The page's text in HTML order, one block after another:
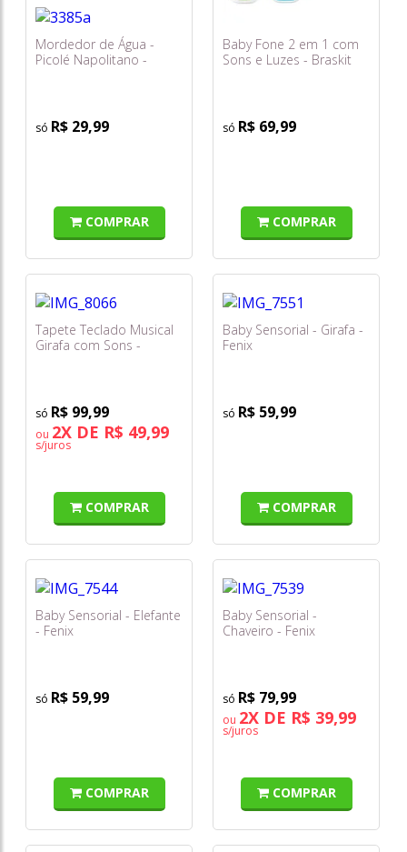
Mordedor de Água -
Picolé Napolitano -
R$ 29,99
COMPRAR
Baby Fone 2 em 1 com
Sons e Luzes - Braskit
R$ 69,99
COMPRAR
Tapete Teclado Musical
Girafa com Sons -
R$ 99,99
ou 2X DE R$ 49,99
s/juros
COMPRAR
Baby Sensorial - Girafa -
Fenix
R$ 59,99
COMPRAR
Baby Sensorial - Elefante
- Fenix
R$ 59,99
COMPRAR
Baby Sensorial -
Chaveiro - Fenix
R$ 79,99
ou 2X DE R$ 39,99
s/juros
COMPRAR